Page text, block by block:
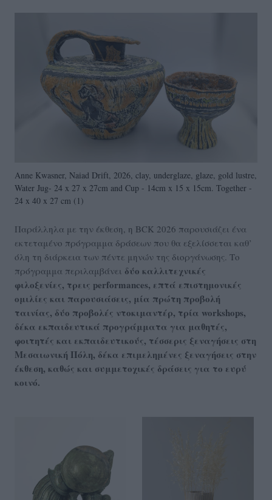
Anne Kwasner, Naiad Drift, 2026, clay, underglaze, glaze, gold lustre,
Water Jug- 24 x 27 x 27cm and Cup - 14cm x 15 x 15cm. Together -
24 x 40 x 27 cm (1)
Παράλληλα με την έκθεση, η BCK 2026 παρουσιάζει ένα
εκτεταμένο πρόγραμμα δράσεων που θα εξελίσσεται καθ’
όλη τη διάρκεια των πέντε μηνών της διοργάνωσης. Το
πρόγραμμα περιλαμβάνει δύο καλλιτεχνικές
φιλοξενίες, τρεις performances, επτά επιστημονικές
ομιλίες και παρουσιάσεις, μία πρώτη προβολή
ταινίας, δύο προβολές ντοκιμαντέρ, τρία workshops,
δέκα εκπαιδευτικά προγράμματα για μαθητές,
φοιτητές και εκπαιδευτικούς, τέσσερις ξεναγήσεις στη
Μεσαιωνική Πόλη, δέκα επιμελημένες ξεναγήσεις στην
έκθεση, καθώς και συμμετοχικές δράσεις για το ευρύ
κοινό.